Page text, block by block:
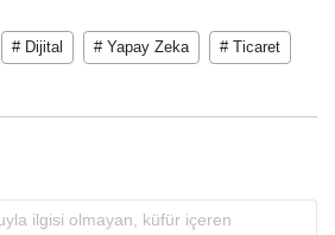
# Dijital # Yapay Zeka # Ticaret